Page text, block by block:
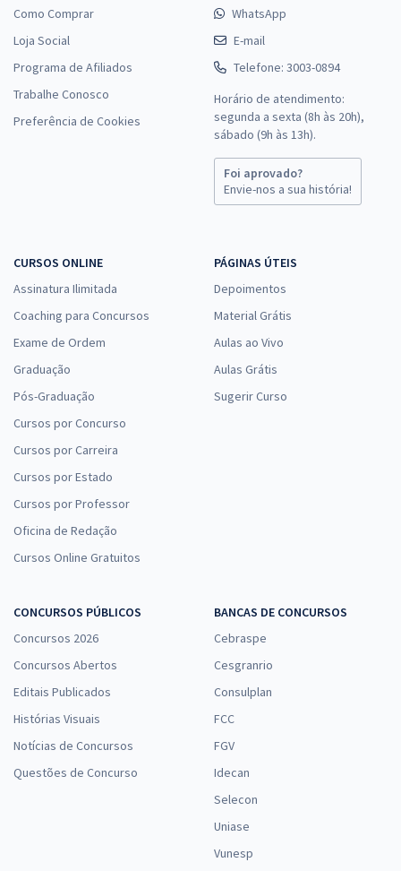
Como Comprar
Loja Social
Programa de Afiliados
Trabalhe Conosco
Preferência de Cookies
WhatsApp
E-mail
Telefone: 3003-0894
Horário de atendimento:
segunda a sexta (8h às 20h),
sábado (9h às 13h).
Foi aprovado?
Envie-nos a sua história!
CURSOS ONLINE
Assinatura Ilimitada
Coaching para Concursos
Exame de Ordem
Graduação
Pós-Graduação
Cursos por Concurso
Cursos por Carreira
Cursos por Estado
Cursos por Professor
Oficina de Redação
Cursos Online Gratuitos
PÁGINAS ÚTEIS
Depoimentos
Material Grátis
Aulas ao Vivo
Aulas Grátis
Sugerir Curso
CONCURSOS PÚBLICOS
Concursos 2026
Concursos Abertos
Editais Publicados
Histórias Visuais
Notícias de Concursos
Questões de Concurso
BANCAS DE CONCURSOS
Cebraspe
Cesgranrio
Consulplan
FCC
FGV
Idecan
Selecon
Uniase
Vunesp